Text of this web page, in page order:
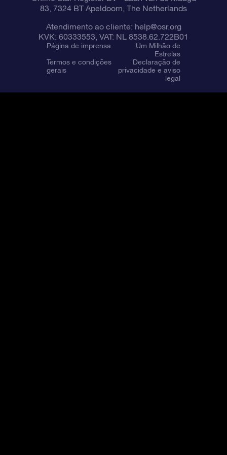
83, 7324 BT Apeldoorn, The Netherlands
Atendimento ao cliente: help@osr.org
KVK: 60333553, VAT: NL 8538.62.722B01
Página de imprensa
Um Milhão de
Estrelas
Termos e condições
gerais
Declaração de
privacidade e aviso
legal